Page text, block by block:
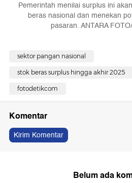
Pemerintah menilai surplus ini
beras nasional dan menekan
pasaran. ANTARA
sektor pangan nasional
stok beras surplus hingga akhir 2025
fotodetikcom
Komentar
Kirim Komentar
Belum ada